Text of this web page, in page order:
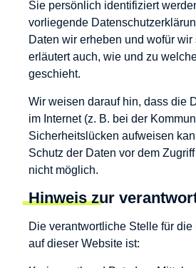
Sie persönlich identifiziert
vorliegende
Daten wir erheben und wofür
erläutert auch, wie und zu
geschieht.
Wir weisen darauf hin, dass die
im Internet (z. B. bei der
Sicherheitslücken aufweisen
Schutz der Daten vor dem
nicht möglich.
Hinweis zur
Die verantwortliche Stelle für
auf dieser Website ist: